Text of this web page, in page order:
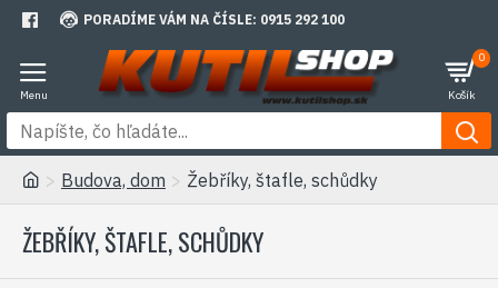
PORADÍME VÁM NA ČÍSLE: 0915 292 100
0
Budova, dom Žebříky, štafle, schůdky
ŽEBŘÍKY, ŠTAFLE, SCHŮDKY